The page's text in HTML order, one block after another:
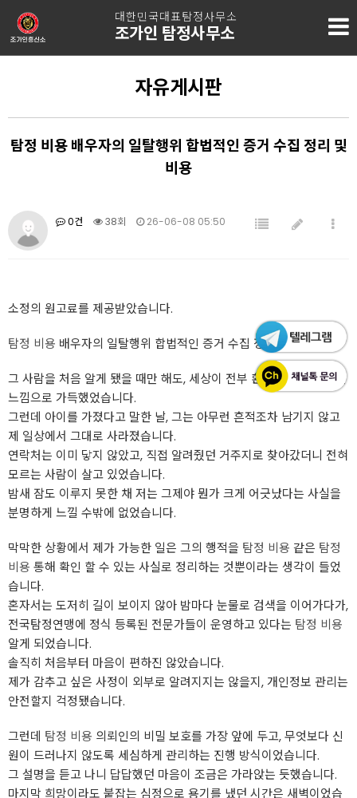
대한민국대표탐정사무소
조가인 탐정사무소
자유게시판
탐정 비용 배우자의 일탈행위 합법적인 증거 수집 정리 및
비용
0건 38회 26-06-08 05:50
소정의 원고료를 제공받았습니다.
탐정 비용 배우자의 일탈행위 합법적인 증거 수집 정리 및 비용
그 사람을 처음 알게 됐을 때만 해도, 세상이 전부 환하게 빛나는 듯한
느낌으로 가득했었습니다.
그런데 아이를 가졌다고 말한 날, 그는 아무런 흔적조차 남기지 않고
제 일상에서 그대로 사라졌습니다.
연락처는 이미 닿지 않았고, 직접 알려줬던 거주지로 찾아갔더니 전혀
모르는 사람이 살고 있었습니다.
밤새 잠도 이루지 못한 채 저는 그제야 뭔가 크게 어긋났다는 사실을
분명하게 느낄 수밖에 없었습니다.
막막한 상황에서 제가 가능한 일은 그의 행적을 탐정 비용 같은 탐정
비용 통해 확인 할 수 있는 사실로 정리하는 것뿐이라는 생각이 들었
습니다.
혼자서는 도저히 길이 보이지 않아 밤마다 눈물로 검색을 이어가다가,
전국탐정연맹에 정식 등록된 전문가들이 운영하고 있다는 탐정 비용
알게 되었습니다.
솔직히 처음부터 마음이 편하진 않았습니다.
제가 감추고 싶은 사정이 외부로 알려지지는 않을지, 개인정보 관리는
안전할지 걱정됐습니다.
그런데 탐정 비용 의뢰인의 비밀 보호를 가장 앞에 두고, 무엇보다 신
원이 드러나지 않도록 세심하게 관리하는 진행 방식이었습니다.
그 설명을 듣고 나니 답답했던 마음이 조금은 가라앉는 듯했습니다.
마지막 희망이라도 붙잡는 심정으로 용기를 냈던 시간은 새벽이었습